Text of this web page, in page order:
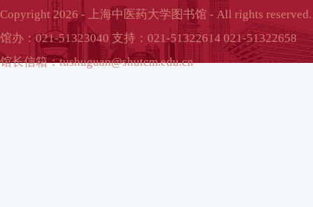
Copyright 2026 - 上海中医药大学图书馆 - All rights reserved.
馆办：021-51323040 支持：021-51322614 021-51322658
馆长信箱：tushuguan@shutcm.edu.cn